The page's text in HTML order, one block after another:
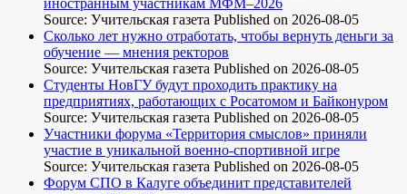
Source: Учительская газета Published on 2026-08-05
Сколько лет нужно отработать, чтобы вернуть деньги за
обучение — мнения ректоров
Source: Учительская газета Published on 2026-08-05
Студенты НовГУ будут проходить практику на
предприятиях, работающих с Росатомом и Байконуром
Source: Учительская газета Published on 2026-08-05
Участники форума «Территория смыслов» приняли
участие в уникальной военно-спортивной игре
Source: Учительская газета Published on 2026-08-05
Форум СПО в Калуге объединит представителей